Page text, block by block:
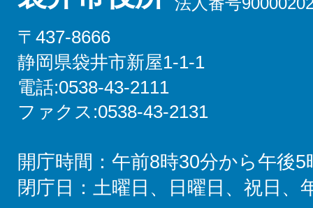
〒437-8666
静岡県袋井市新屋1-1-1
電話:0538-43-2111
ファクス:0538-43-2131
開庁時間：午前8時30分から午後5
閉庁日：土曜日、日曜日、祝日、